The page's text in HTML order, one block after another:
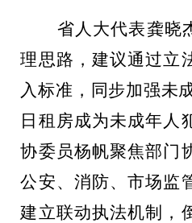
省人大代表龚晓
理思路，建议通过立
入标准，同步加强未
日租房成为未成年人
协委员杨帆聚焦部门
公安、消防、市场监
建立联动执法机制，